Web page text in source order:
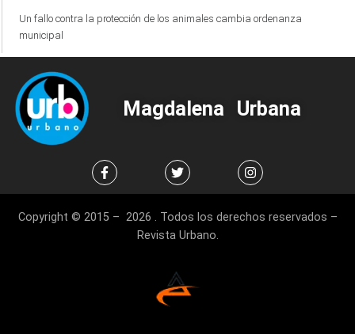
Un fallo contra la protección de los animales cambia ordenanza
municipal
Magdalena Urbana
Copyright © 2015 – 2026 . Todos los derechos reservados –
Revista Urbano.